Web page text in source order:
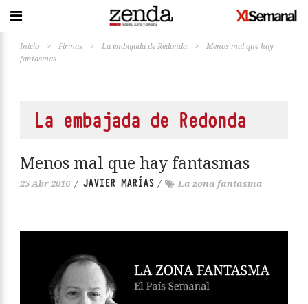
Inicio > Firmas > La embajada de Redonda >
Menos mal que hay
fantasmas
La embajada de Redonda
Menos mal que hay fantasmas
25 Abr 2016 / JAVIER MARÍAS / La zona fantasma